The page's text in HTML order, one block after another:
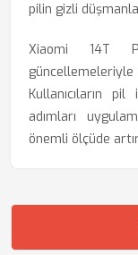
pilin gizli
Xiaomi 14T
güncellemeleriyle
Kullanıcıların
adımları
önemli ölçüde